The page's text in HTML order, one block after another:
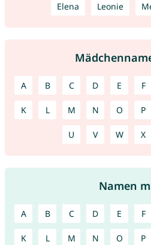
Elena Leonie
A B C D E F
K L M N O P
U V W X
Namen
A B C D E F
K L M N O P